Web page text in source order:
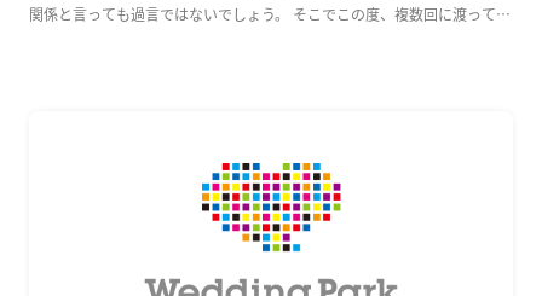
関係と言っても過言ではないでしょう。 そこでこの度、複数回に渡って